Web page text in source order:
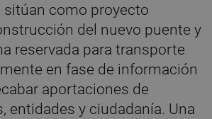
sitúan como proyecto
del nuevo puente y
reservada para transporte
en fase de información
aportaciones de
entidades y ciudadanía. Una